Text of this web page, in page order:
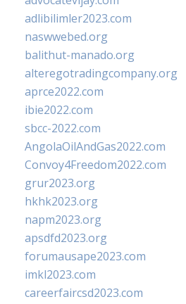
adlibilimler2023.com
naswwebed.org
balithut-manado.org
alteregotradingcompany.org
aprce2022.com
ibie2022.com
sbcc-2022.com
AngolaOilAndGas2022.com
Convoy4Freedom2022.com
grur2023.org
hkhk2023.org
napm2023.org
apsdfd2023.org
forumausape2023.com
imkl2023.com
careerfaircsd2023.com